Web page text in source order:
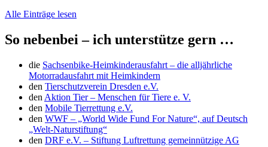
Alle Einträge lesen
So nebenbei – ich unterstütze gern …
die Sachsenbike-Heimkinderausfahrt – die alljährliche
Motorradausfahrt mit Heimkindern
den Tierschutzverein Dresden e.V.
den Aktion Tier – Menschen für Tiere e. V.
den Mobile Tierrettung e.V.
den WWF – „World Wide Fund For Nature“, auf Deutsch
„Welt-Naturstiftung“
den DRF e.V. – Stiftung Luftrettung gemeinnützige AG